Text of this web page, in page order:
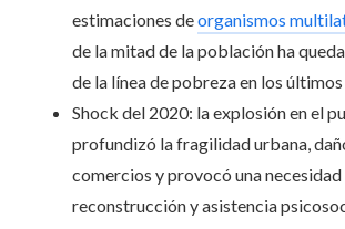
estimaciones deorganismos
de la mitad de la población ha
de la línea de pobreza en los últimos
Shock del 2020: la explosión en el
profundizó la fragilidad urbana,
comercios y provocó una
reconstrucción y asistencia